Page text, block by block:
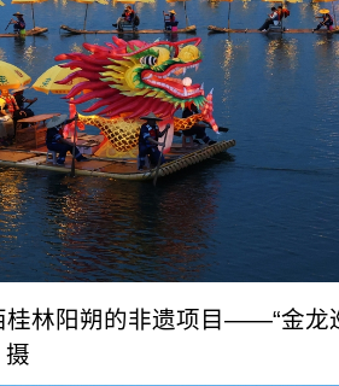
桂林阳朔的非遗项目——“金龙
摄